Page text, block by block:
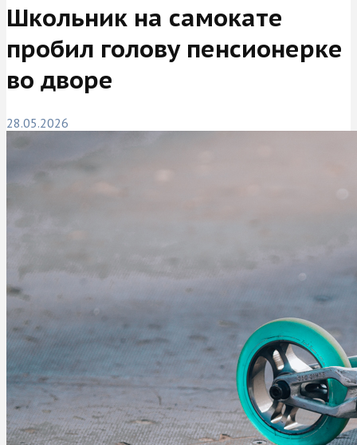
Школьник на самокате
пробил голову пенсионерке
во дворе
28.05.2026